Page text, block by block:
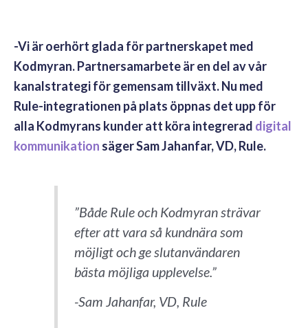
-Vi är oerhört glada för partnerskapet med
Kodmyran. Partnersamarbete är en del av vår
kanalstrategi för gemensam tillväxt. Nu med
Rule-integrationen på plats öppnas det upp för
alla Kodmyrans kunder att köra integrerad digital
kommunikation säger Sam Jahanfar, VD, Rule.
”Både Rule och Kodmyran strävar
efter att vara så kundnära som
möjligt och ge slutanvändaren
bästa möjliga upplevelse.”
-Sam Jahanfar, VD, Rule